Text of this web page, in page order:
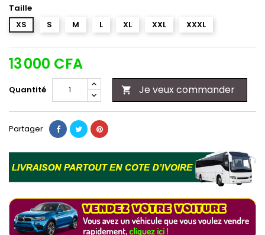
Taille
XS
S M L XL XXL XXXL
13 000 CFA
Quantité  Je veux commander
Partager